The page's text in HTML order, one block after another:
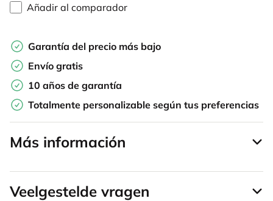
Añadir al comparador
Garantía del precio más bajo
Envío gratis
10 años de garantía
Totalmente personalizable según tus preferencias
Más información
Veelgestelde vragen